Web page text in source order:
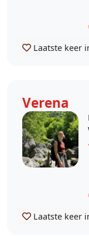
Laatste keer
Verena
Laatste keer